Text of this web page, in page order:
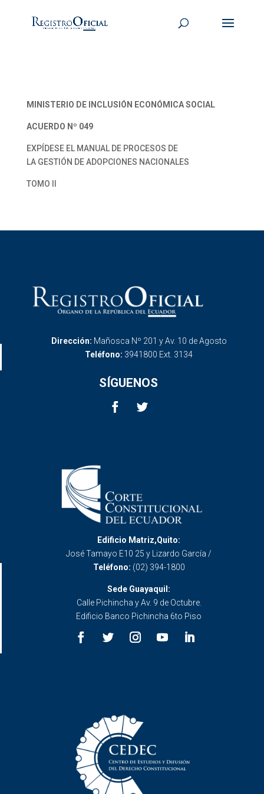
MINISTERIO DE INCLUSIÓN ECONÓMICA SOCIAL
ACUERDO Nº 049
EXPÍDESE EL MANUAL DE PROCESOS DE
LA GESTIÓN DE ADOPCIONES NACIONALES
TOMO II
Dirección: Mañosca Nº 201 y Av. 10 de Agosto
Teléfono: 3941800 Ext. 3134
SÍGUENOS
Edificio Matriz,Quito:
José Tamayo E10 25 y Lizardo García /
Teléfono: (02) 394-1800
Sede Guayaquil:
Calle Pichincha y Av. 9 de Octubre.
Edificio Banco Pichincha 6to Piso